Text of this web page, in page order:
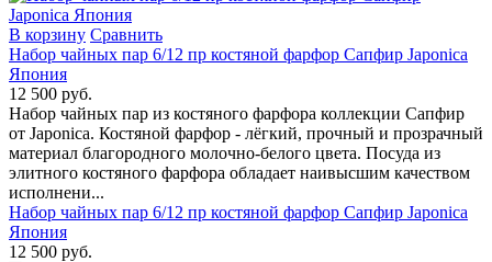
В коpзину Сpавнить
Набор чайных пар 6/12 пр костяной фарфор Сапфир Japonica
Япония
12 500 руб.
Набор чайных пар из костяного фарфора коллекции Сапфир
от Japonica. Костяной фарфор - лёгкий, прочный и прозрачный
материал благородного молочно-белого цвета. Посуда из
элитного костяного фарфора обладает наивысшим качеством
исполнени...
Набор чайных пар 6/12 пр костяной фарфор Сапфир Japonica
Япония
12 500 руб.